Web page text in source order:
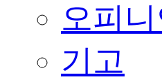
오피니
기고